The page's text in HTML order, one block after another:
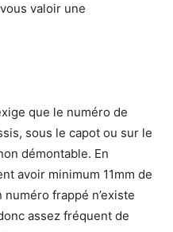
valoir une
que le numéro de
sous le capot ou sur le
démontable. En
avoir minimum 11mm de
numéro frappé n’existe
assez fréquent de